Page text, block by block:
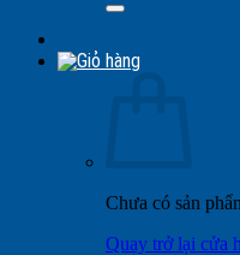
Chưa có sản
Quay trở lại cửa